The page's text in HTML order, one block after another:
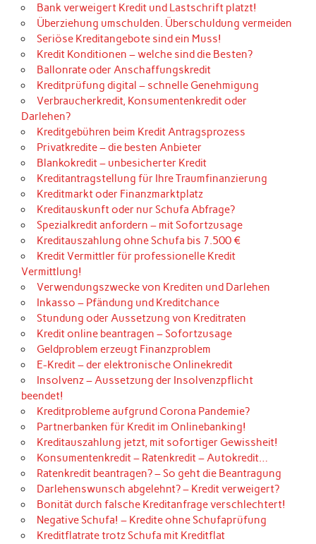
Bank verweigert Kredit und Lastschrift platzt!
Überziehung umschulden. Überschuldung vermeiden
Seriöse Kreditangebote sind ein Muss!
Kredit Konditionen – welche sind die Besten?
Ballonrate oder Anschaffungskredit
Kreditprüfung digital – schnelle Genehmigung
Verbraucherkredit, Konsumentenkredit oder
Darlehen?
Kreditgebühren beim Kredit Antragsprozess
Privatkredite – die besten Anbieter
Blankokredit – unbesicherter Kredit
Kreditantragstellung für Ihre Traumfinanzierung
Kreditmarkt oder Finanzmarktplatz
Kreditauskunft oder nur Schufa Abfrage?
Spezialkredit anfordern – mit Sofortzusage
Kreditauszahlung ohne Schufa bis 7.500 €
Kredit Vermittler für professionelle Kredit
Vermittlung!
Verwendungszwecke von Krediten und Darlehen
Inkasso – Pfändung und Kreditchance
Stundung oder Aussetzung von Kreditraten
Kredit online beantragen – Sofortzusage
Geldproblem erzeugt Finanzproblem
E-Kredit – der elektronische Onlinekredit
Insolvenz – Aussetzung der Insolvenzpflicht
beendet!
Kreditprobleme aufgrund Corona Pandemie?
Partnerbanken für Kredit im Onlinebanking!
Kreditauszahlung jetzt, mit sofortiger Gewissheit!
Konsumentenkredit – Ratenkredit – Autokredit…
Ratenkredit beantragen? – So geht die Beantragung
Darlehenswunsch abgelehnt? – Kredit verweigert?
Bonität durch falsche Kreditanfrage verschlechtert!
Negative Schufa! – Kredite ohne Schufaprüfung
Kreditflatrate trotz Schufa mit Kreditflat